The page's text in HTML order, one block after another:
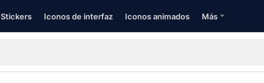
Stickers Iconos de interfaz Iconos animados Más